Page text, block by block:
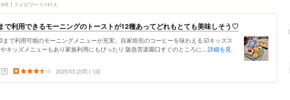
件 フォロワー 1,141人
で利用できるモーニングのトーストが12種あってどれもとても美味しそう♡
で利用可能のモーニングメニューが充実。自家焙煎のコーヒーを味わえる ☑️キッズス
キッズメニューもあり家族利用にもぴったり 阪急苦楽園口すぐのところに... 詳細を見
？ 2025/03 訪問 1回